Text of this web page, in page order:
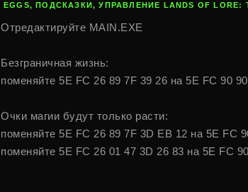
EGGS, ПОДСКАЗКИ, УПРАВЛЕНИЕ LANDS OF LORE:
Отредактируйте MAIN.EXE
Безграничная жизнь:
поменяйте 5E FC 26 89 7F 39 26 на 5E FC 90
Очки магии будут только расти:
поменяйте 5E FC 26 89 7F 3D EB 12 на 5E FC
поменяйте 5E FC 26 01 47 3D 26 83 на 5E FC